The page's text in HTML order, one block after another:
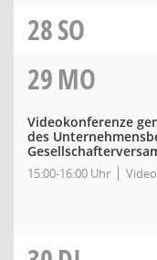
28SO
29MO
Videokonferenze
des
15:00-16:00 Uhr